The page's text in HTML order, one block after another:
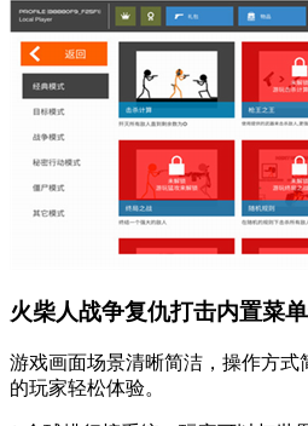
火柴人战争复仇打击内置菜
游戏画面场景清晰简洁，操作方
的玩家轻松体验。